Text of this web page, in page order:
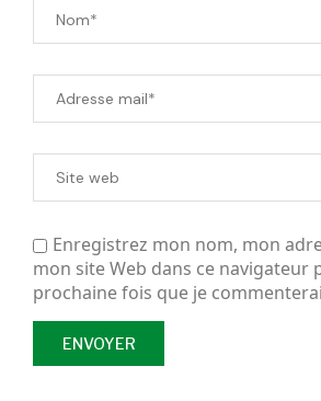
Enregistrez mon nom, mon
mon site Web dans ce navigateur
prochaine fois que je